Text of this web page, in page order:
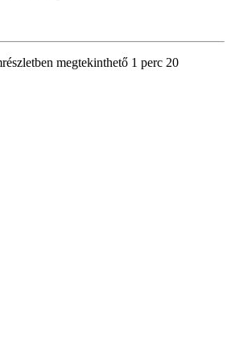
megtekinthető 1 perc 20